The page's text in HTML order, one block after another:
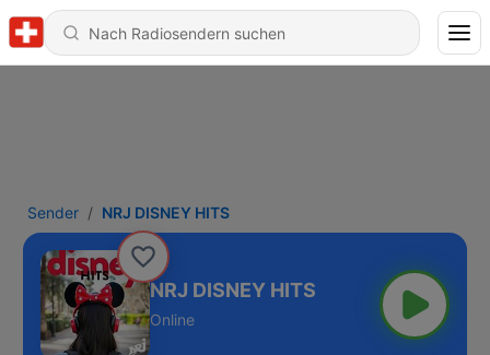
Sender NRJ DISNEY HITS
NRJ DISNEY HITS
Online